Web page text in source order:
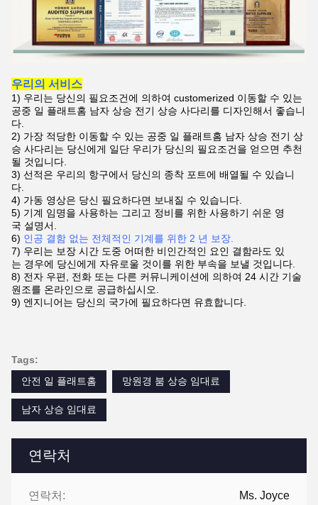
연락처
연락처: Ms. Joyce
우리의 서비스
1) 우리는 당신의 필요조건에 의하여 customerized 이동할 수 있는
공중 일 플래트홈 남자 상승 전기 상승 사다리를 디자인해서 좋습니
다.
2) 가장 적당한 이동할 수 있는 공중 일 플래트홈 남자 상승 전기 상
승 사다리는 당신에게 일단 우리가 당신의 필요조건을 얻으면 추천
될 것입니다.
3) 선적은 우리의 항구에서 당신의 종착 포트에 배열될 수 있습니
다.
4) 가동 영상은 당신 필요하다면 보내질 수 있습니다.
5) 기계 임명을 사용하는 그리고 정비를 위한 사용하기 쉬운 영
국 설명서.
6) 인공 결함 없는 전체적인 기계를 위한 2 년 보장.
7) 우리는 보장 시간 도중 어떠한 비인간적인 요인 결함라도 있
는 경우에 당신에게 자유로울 것이를 위한 부속을 보낼 것입니다.
8) 전자 우편, 전화 또는 다른 커뮤니케이션에 의하여 24 시간 기술
원조를 온라인으로 공급하십시오.
9) 엔지니어는 당신의 국가에 필요하다면 유효합니다.
Tags:
안전 일 플래트홈
망원경 붐 상승 임대료
남자 상승 임대료